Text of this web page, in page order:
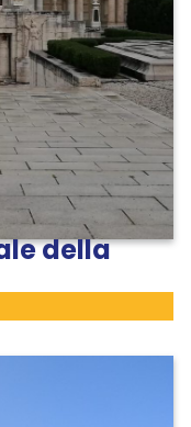
della